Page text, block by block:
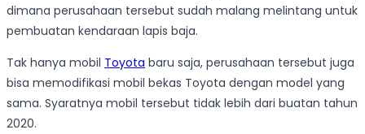
dimana perusahaan tersebut sudah malang melintang untuk
pembuatan kendaraan lapis baja.
Tak hanya mobil Toyota baru saja, perusahaan tersebut juga
bisa memodifikasi mobil bekas Toyota dengan model yang
sama. Syaratnya mobil tersebut tidak lebih dari buatan tahun
2020.